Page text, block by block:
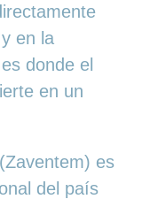
en la
donde el
en un
es
del país